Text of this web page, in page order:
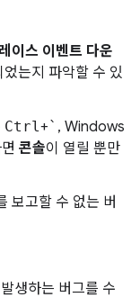
이스 이벤트 다운
는지 파악할 수 있
Ctrl+ ` , Windows
콘솔이 열릴 뿐만
보고할 수 없는 버
생하는 버그를 수